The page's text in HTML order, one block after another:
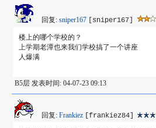
回复: sniper167 [sniper167]
楼上的哪个学校的？
上学期老潭也来我们学校搞了一个讲座
人爆满
B5层 发表时间: 04-07-23 09:13
回复: Frankiez [frankiez84]